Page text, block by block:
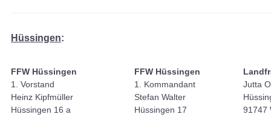
Hüssingen:
FFW Hüssingen
1. Vorstand
Heinz Kipfmüller
Hüssingen 16 a
FFW Hüssingen
1. Kommandant
Stefan Walter
Hüssingen 17
Jutta
91747